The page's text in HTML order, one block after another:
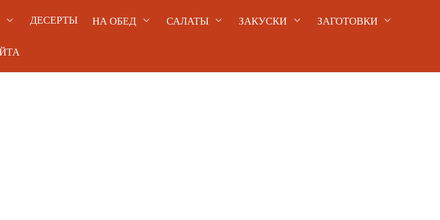
ДЕСЕРТЫ НА ОБЕД САЛАТЫ ЗАКУСКИ ЗАГОТОВКИ